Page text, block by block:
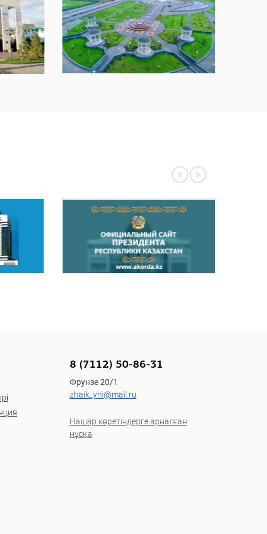
8 (7112) 50-86-31
Фрунзе 20/1
zhaik_yni@mail.ru
Нашар көретіндерге арналған
нұсқа